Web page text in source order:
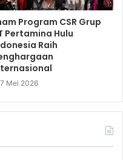
Program CSR Grup
Pertamina Hulu
Raih
7 Mei 2026